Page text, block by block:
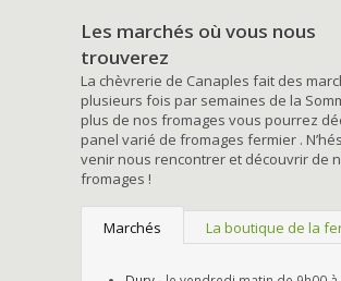
Les marchés où vous nous
trouverez
La chèvrerie de Canaples fait des
plusieurs fois par semaines de la
plus de nos fromages vous pourrez
panel varié de fromages fermier .
venir nous rencontrer et découvrir de
fromages !
Marchés La boutique de la